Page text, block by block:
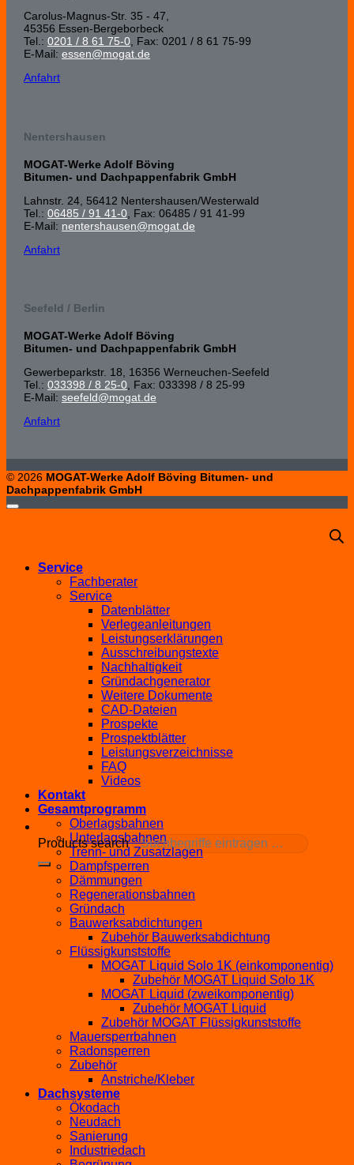
Carolus-Magnus-Str. 35 - 47,
45356 Essen-Bergeborbeck
Tel.: 0201 / 8 61 75-0, Fax: 0201 / 8 61 75-99
E-Mail: essen@mogat.de
Anfahrt
Nentershausen
MOGAT-Werke Adolf Böving
Bitumen- und Dachpappenfabrik GmbH
Lahnstr. 24, 56412 Nenters­hausen/Wester­wald
Tel.: 06485 / 91 41-0 , Fax: 06485 / 91 41-99
E-Mail: nentershausen@mogat.de
Anfahrt
Seefeld / Berlin
MOGAT-Werke Adolf Böving
Bitumen- und Dachpappenfabrik GmbH
Gewerbeparkstr. 18, 16356 Werneuchen-Seefeld
Tel.: 033398 / 8 25-0 , Fax: 033398 / 8 25-99
E-Mail: seefeld@mogat.de
Anfahrt
© 2026 MOGAT-Werke Adolf Böving Bitumen- und
Dachpappenfabrik GmbH
Products search
Service
Fachberater
Service
Datenblätter
Verlegeanleitungen
Leistungserklärungen
Ausschreibungstexte
Nachhaltigkeit
Gründachgenerator
Weitere Dokumente
CAD-Dateien
Prospekte
Prospektblätter
Leistungsverzeichnisse
FAQ
Videos
Kontakt
Gesamtprogramm
Oberlagsbahnen
Unterlagsbahnen
Trenn- und Zusatzlagen
Dampfsperren
Dämmungen
Regenerationsbahnen
Gründach
Bauwerksabdichtungen
Zubehör Bauwerksabdichtung
Flüssigkunststoffe
MOGAT Liquid Solo 1K (einkomponentig)
Zubehör MOGAT Liquid Solo 1K
MOGAT Liquid (zweikomponentig)
Zubehör MOGAT Liquid
Zubehör MOGAT Flüssigkunststoffe
Mauersperrbahnen
Radonsperren
Zubehör
Anstriche/Kleber
Dachsysteme
Ökodach
Neudach
Sanierung
Industriedach